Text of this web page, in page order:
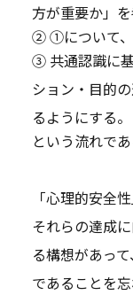
方が重要か」を
② ①について、
③ 共通認識に
ション・目的
るようにする。
という流れであ
「心理的安全
それらの達成
る構想があっ
であることを